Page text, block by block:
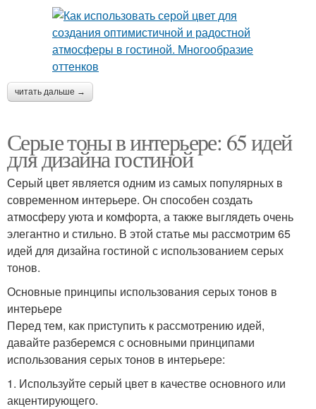
читать дальше →
Серые тоны в интерьере: 65 идей
для дизайна гостиной
Серый цвет является одним из самых популярных в
современном интерьере. Он способен создать
атмосферу уюта и комфорта, а также выглядеть очень
элегантно и стильно. В этой статье мы рассмотрим 65
идей для дизайна гостиной с использованием серых
тонов.
Основные принципы использования серых тонов в
интерьере
Перед тем, как приступить к рассмотрению идей,
давайте разберемся с основными принципами
использования серых тонов в интерьере:
1. Используйте серый цвет в качестве основного или
акцентирующего.